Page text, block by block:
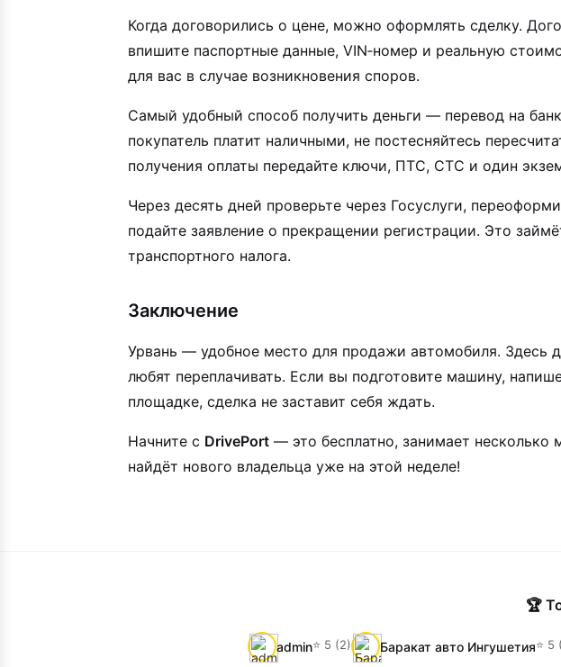
Когда договорились о цене, можно оформлять сделку.
впишите паспортные данные, VIN‑номер и реальную
для вас в случае возникновения споров.
Самый удобный способ получить деньги — перевод на
покупатель платит наличными, не постесняйтесь
получения оплаты передайте ключи, ПТС, СТС и один
Через десять дней проверьте через Госуслуги,
подайте заявление о прекращении регистрации. Это
транспортного налога.
Заключение
Урвань — удобное место для продажи автомобиля. Здесь
любят переплачивать. Если вы подготовите машину,
площадке, сделка не заставит себя ждать.
Начните с DrivePort — это бесплатно, занимает несколько
найдёт нового владельца уже на этой неделе!
🏆
admin⭐ 5 (2) Баракат авто Ингушетия⭐ 5